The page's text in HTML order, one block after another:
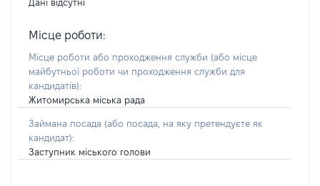
Дані відсутні
Місце роботи:
Місце роботи або проходження служби (або місце
майбутньої роботи чи проходження служби для
кандидатів):
Житомирська міська рада
Займана посада (або посада, на яку претендуєте як
кандидат):
Заступник міського голови